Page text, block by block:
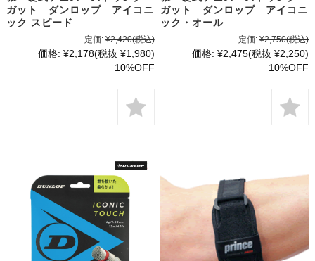
ガット ダンロップ アイコニ
ック スピード
定価: ¥2,420(税込)
価格: ¥2,178(税抜 ¥1,980)
10%OFF
ガット ダンロップ アイコニ
ック・オール
定価: ¥2,750(税込)
価格: ¥2,475(税抜 ¥2,250)
10%OFF